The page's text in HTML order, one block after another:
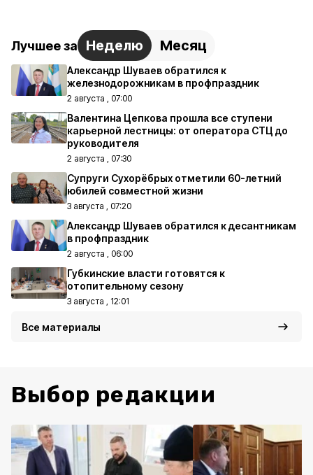
Лучшее за Неделю Месяц
Александр Шуваев обратился к
железнодорожникам в профпраздник
2 августа , 07:00
Валентина Цепкова прошла все ступени
карьерной лестницы: от оператора СТЦ до
руководителя
2 августа , 07:30
Супруги Сухорёбрых отметили 60-летний
юбилей совместной жизни
3 августа , 07:20
Александр Шуваев обратился к десантникам
в профпраздник
2 августа , 06:00
Губкинские власти готовятся к
отопительному сезону
3 августа , 12:01
Все материалы
Выбор редакции